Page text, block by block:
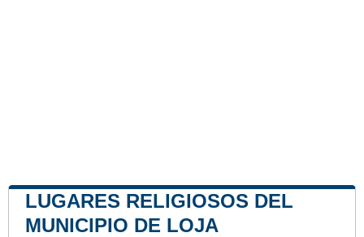
LUGARES RELIGIOSOS DEL
MUNICIPIO DE LOJA